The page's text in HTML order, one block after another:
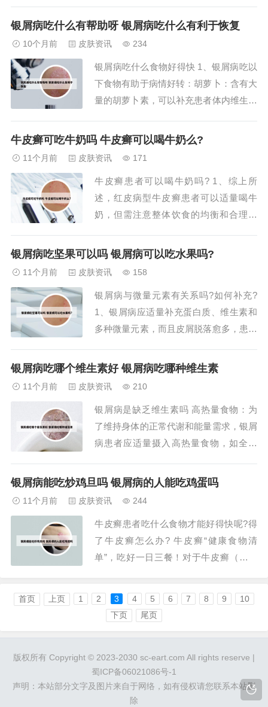
根本上解决问题。避免食用辛辣、刺激性
些措施对于缓解血燥的症状都非常重要。
2、血热血...
银屑病吃什么有帮助呀 银屑病吃什么有利于恢复
10个月前 皮肤资讯 234
银屑病吃什么食物好得快 1、银屑病吃以
下食物有助于病情好转：胡萝卜：含有大
量的胡萝卜素，可以补充患者体内维生素
白萝卜：含有碳水化合物、钙、磷、胡萝
体状况。2、胡萝卜：胡萝卜含有大量的
胡萝卜素，...
牛皮癣可吃牛奶吗 牛皮癣可以喝牛奶么?
11个月前 皮肤资讯 171
牛皮癣患者可以喝牛奶吗? 1、综上所
述，红皮病型牛皮癣患者可以适量喝牛
奶，但需注意整体饮食的均衡和合理搭
水分补充和低盐饮食。2、因此，牛皮癣
要组成部分，但部分牛皮癣患者可能对牛
奶中的某些成分存在...
银屑病吃坚果可以吗 银屑病可以吃水果吗?
11个月前 皮肤资讯 158
银屑病与微量元素有关系吗?如何补充?
1、银屑病应适量补充蛋白质、维生素和
多种微量元素，而且皮屑脱落愈多，患病
多样性，如进食禽、畜、鱼等肉类和各种
忌辛辣。2、红色蔬菜：如胡萝卜，富含
胡萝卜素，...
银屑病吃哪个维生素好 银屑病吃哪种维生素
11个月前 皮肤资讯 210
银屑病是缺乏维生素吗 高热量食物：为
了维持身体的正常代谢和能量需求，银屑
病患者应适量摄入高热量食物，如全谷
水果富含维生素，尤其是维生素A、C、E
源。头皮屑多并不一定是缺少维生素。头
皮屑多的原因可...
银屑病能吃炒鸡旦吗 银屑病的人能吃鸡蛋吗
11个月前 皮肤资讯 244
牛皮癣患者吃什么食物才能好得快呢?得
了牛皮癣怎么办? 牛皮癣“健康食物清
单”，吃好一日三餐！对于牛皮癣（银屑
促进康复的重要因素。以下是一份专为牛
皮癣患者设计的“健康食物清单”，旨在帮
助患者通过科学饮食，安稳度过每一天。
始，其重要性...
首页 上页 1 2 3 4 5 6 7 8 9
10
下页
尾页
版权所有 Copyright © 2023-2030 sc-eart.com All rights reserve |
蜀ICP备06021086号-1
声明：本站部分文字及图片来自于网络，如有侵权请您联系本站删
除